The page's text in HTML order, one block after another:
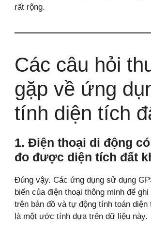
rất rộng.
Các câu hỏi
gặp về ứng
tính diện tích
1. Điện thoại di động
đo được diện tích đất
Đúng vậy. Các ứng dụng sử dụng
biến của điện thoại thông minh để
trên bản đồ và tự động tính toán diện
là một ước tính dựa trên dữ liệu này.